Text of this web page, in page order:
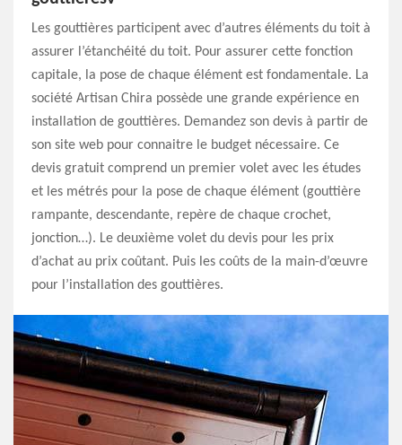
Les gouttières participent avec d’autres éléments du toit à
assurer l’étanchéité du toit. Pour assurer cette fonction
capitale, la pose de chaque élément est fondamentale. La
société Artisan Chira possède une grande expérience en
installation de gouttières. Demandez son devis à partir de
son site web pour connaitre le budget nécessaire. Ce
devis gratuit comprend un premier volet avec les études
et les métrés pour la pose de chaque élément (gouttière
rampante, descendante, repère de chaque crochet,
jonction…). Le deuxième volet du devis pour les prix
d’achat au prix coûtant. Puis les coûts de la main-d’œuvre
pour l’installation des gouttières.